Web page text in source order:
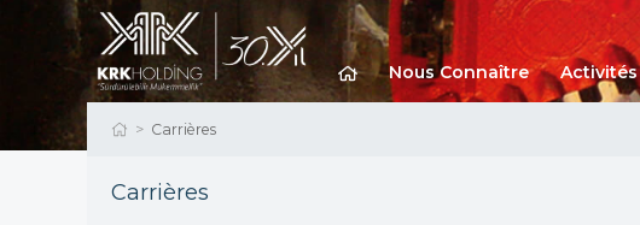
Nous Connaître Activités
Carrières
Carrières